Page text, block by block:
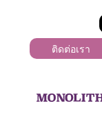
ติดต่อเรา